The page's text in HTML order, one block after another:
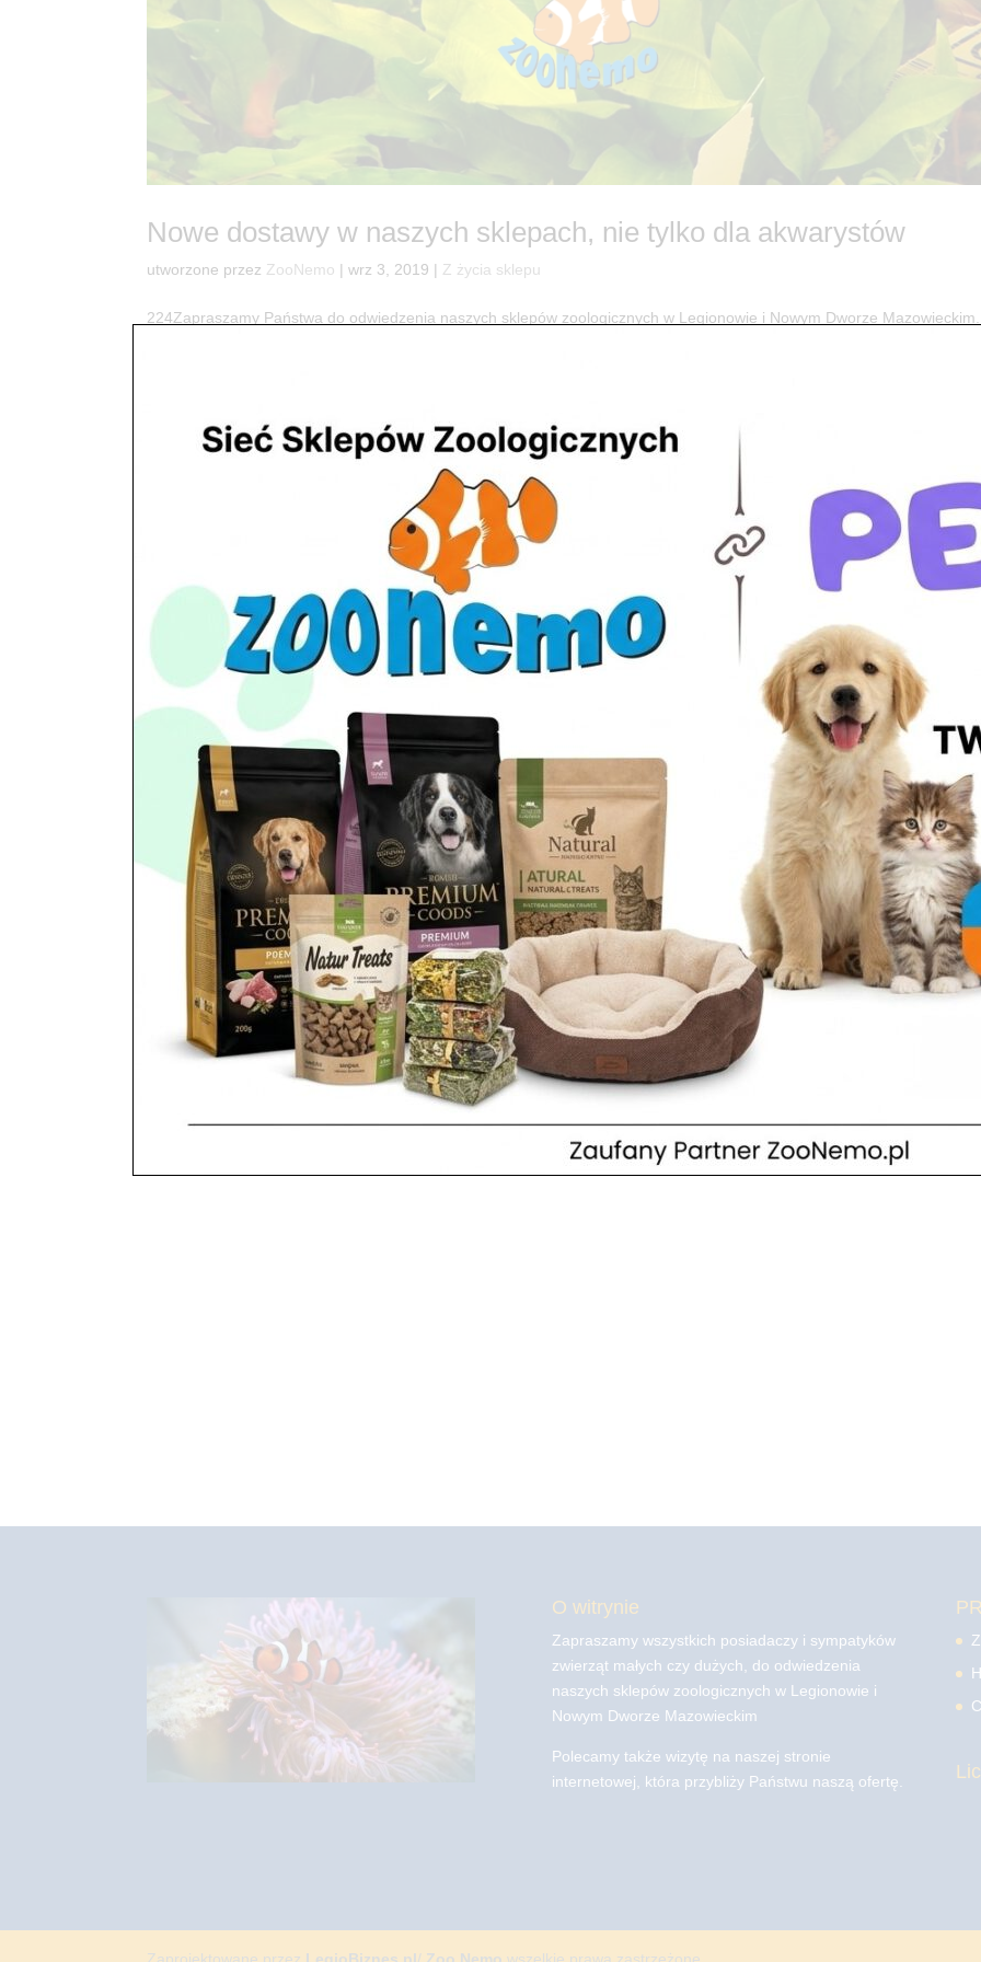
Nowe dostawy w naszych sklepach, nie tylko dla akwarystów
utworzone przez ZooNemo |wrz 3, 2019 | Z życia sklepu
224Zapraszamy Państwa do odwiedzenia naszych sklepów zoologicznych w Legionowie i Nowym Dworze
O witrynie
Zapraszamy wszystkich posiadaczy i sympatyków
zwierząt małych czy dużych, do odwiedzenia
naszych sklepów zoologicznych w Legionowie i
Nowym Dworze Mazowieckim
Polecamy także wizytę na naszej stronie
internetowej, która przybliży Państwu naszą ofertę.